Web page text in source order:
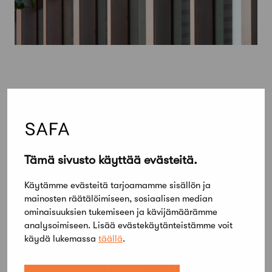
Tämä sivusto käyttää evästeitä.
Käytämme evästeitä tarjoamamme sisällön ja
mainosten räätälöimiseen, sosiaalisen median
ominaisuuksien tukemiseen ja kävijämäärämme
analysoimiseen. Lisää evästekäytänteistämme voit
käydä lukemassa täällä.
SAFAn lausunto luonnoksesta